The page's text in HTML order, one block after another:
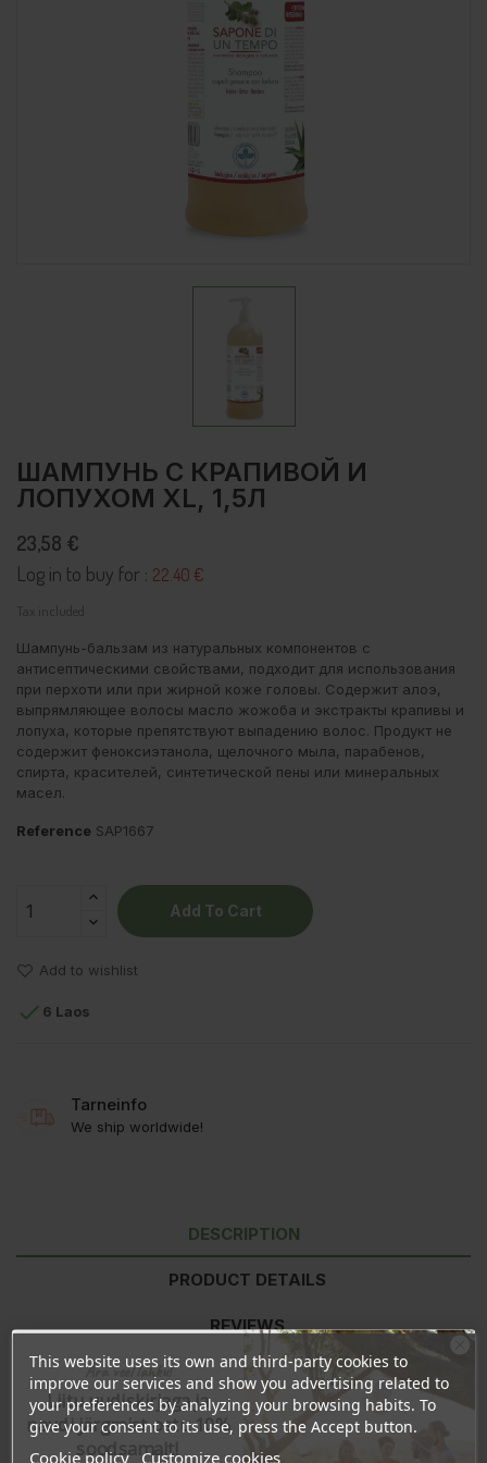
ШАМПУНЬ С КРАПИВОЙ И
ЛОПУХОМ XL, 1,5Л
23,58 €
Log in to buy for : 22.40 €
Tax included
Шампунь-бальзам из натуральных компонентов с
антисептическими свойствами, подходит для использования
при перхоти или при жирной коже головы. Содержит алоэ,
выпрямляющее волосы масло жожоба и экстракты крапивы и
лопуха, которые препятствуют выпадению волос. Продукт не
содержит феноксиэтанола, щелочного мыла, парабенов,
спирта, красителей, синтетической пены или минеральных
масел.
Reference SAP1667
Add To Cart
Add to wishlist
 6 Laos
Tarneinfo
We ship worldwide!
DESCRIPTION
PRODUCT DETAILS
REVIEWS
Состав:Aqua, Aloe Barbadensis Leaf Juice, Sodium Coco
Sulfate, Lauryl Glucoside, Sodium Lauroyl Sarcosinate, Coco
Glucoside, Glyceryl Oleate, Urtica Dioica Extract, Arctium Lappa
This website uses its own and third-party cookies to
improve our services and show you advertising related to
your preferences by analyzing your browsing habits. To
give your consent to its use, press the Accept button.
Cookie policy Customize cookies
Ära veel lahku!
Liitu uudiskirjaga ja
naudi järgmist ostu 10%
soodsamalt!